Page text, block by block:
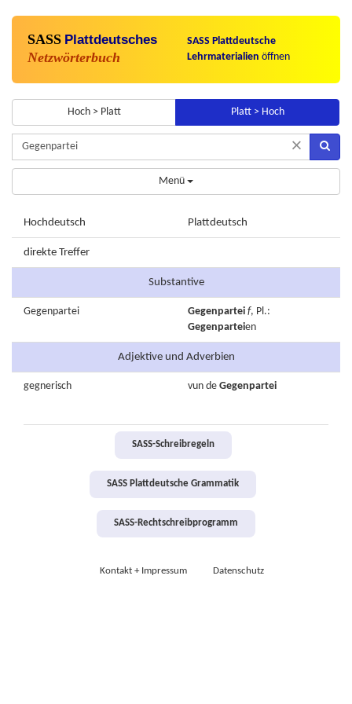
SASS Plattdeutsches
Netzwörterbuch
SASS Plattdeutsche
Lehrmaterialien öffnen
Hoch > Platt Platt > Hoch
×
Menü
Hochdeutsch Plattdeutsch
direkte Treffer
Substantive
Gegenpartei Gegenpartei f, Pl.:
Gegenparteien
Adjektive und Adverbien
gegnerisch vun de Gegenpartei
SASS-Schreibregeln
SASS Plattdeutsche Grammatik
SASS-Rechtschreibprogramm
Kontakt + Impressum Datenschutz